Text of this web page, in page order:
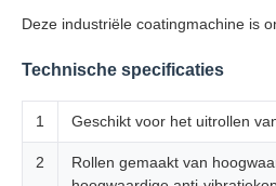
Deze industriële coatingmachine is
Technische specificaties
1 Geschikt voor het uitrollen
2
Rollen gemaakt van